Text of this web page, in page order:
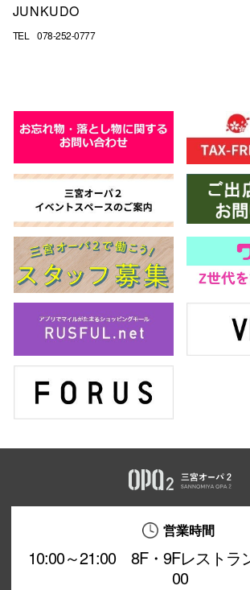
JUNKUDO
TEL 078-252-0777
営業時間
10:00～21:00 8F・9Fレストラ
00